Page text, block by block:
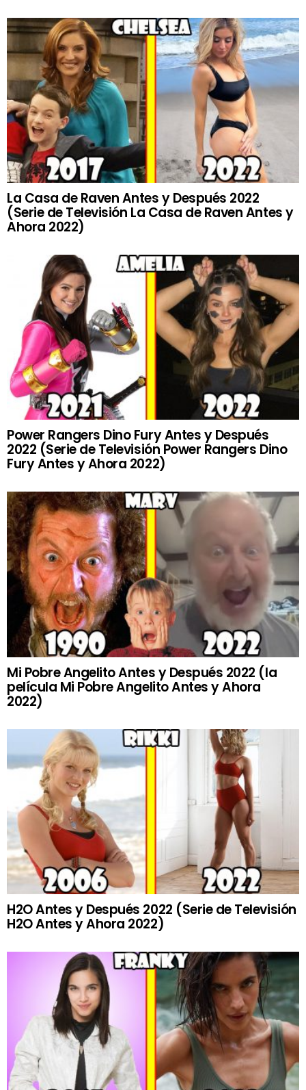
La Casa de Raven Antes y Después 2022
(Serie de Televisión La Casa de Raven Antes y
Ahora 2022)
Power Rangers Dino Fury Antes y Después
2022 (Serie de Televisión Power Rangers Dino
Fury Antes y Ahora 2022)
Mi Pobre Angelito Antes y Después 2022 (la
película Mi Pobre Angelito Antes y Ahora
2022)
H2O Antes y Después 2022 (Serie de Televisión
H2O Antes y Ahora 2022)